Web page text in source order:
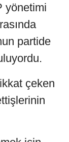
yönetimi
partide
çeken